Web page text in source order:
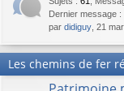
Dernier message :
par didiguy , 21
Les chemins de fer